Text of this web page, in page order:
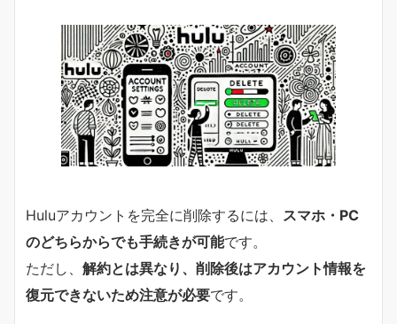
Huluアカウントを完全に削除するには、 スマホ・PC
のどちらからでも手続きが可能です。
ただし、 解約とは異なり、削除後はアカウント情報を
復元できないため注意が必要です。